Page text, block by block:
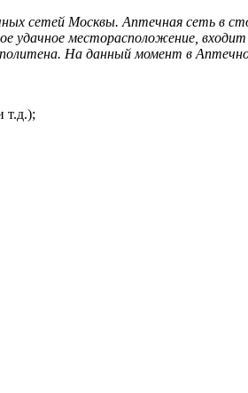
сетей Москвы. Аптечная сеть в
удачное месторасположение,
На данный момент в
т.д.);